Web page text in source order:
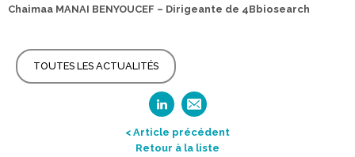
Chaimaa MANAI BENYOUCEF – Dirigeante de 4Bbiosearch
TOUTES LES ACTUALITÉS
< Article précédent
Retour à la liste